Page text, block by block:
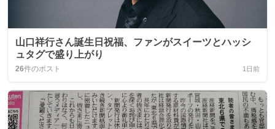
山口祥行さん誕生日祝福、ファンがスイーツとハッシ
ュタグで盛り上がり
26件のポスト 1日前